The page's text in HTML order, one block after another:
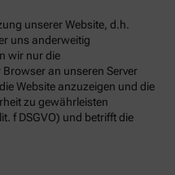
unserer Website, d.h.
uns anderweitig
wir nur die
an unseren Server
Website anzuzeigen und die
zu gewährleisten
f DSGVO) und betrifft die